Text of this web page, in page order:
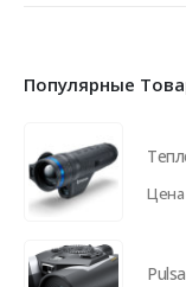
Популярные
Цена